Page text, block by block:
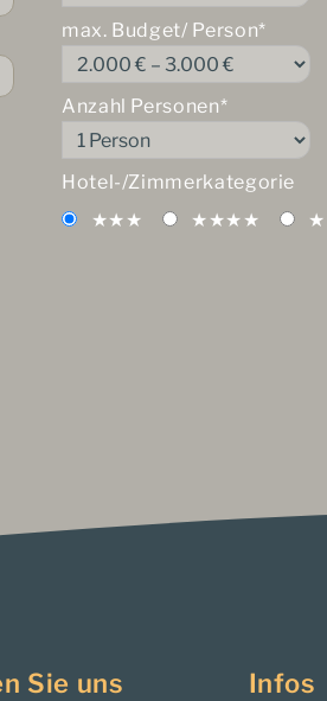
max. Budget/ Person*
Anzahl Personen*
Hotel-/Zimmerkategorie
★★★
★★★★
Sie uns Infos